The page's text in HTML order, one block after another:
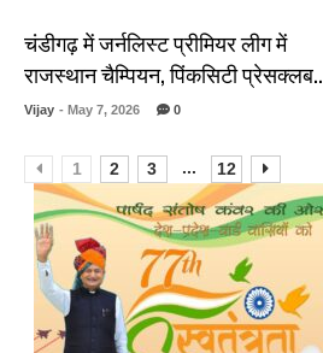
चंडीगढ़ में जर्नलिस्ट प्रीमियर लीग में
राजस्थान चैम्पियन, पिंकसिटी प्रेसक्लब..
Vijay - May 7, 2026 0
1 2 3 ... 12